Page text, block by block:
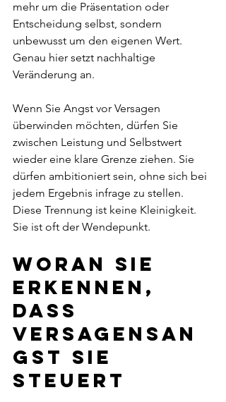
mehr um die Präsentation oder
Entscheidung selbst, sondern
unbewusst um den eigenen Wert.
Genau hier setzt nachhaltige
Veränderung an.
Wenn Sie Angst vor Versagen
überwinden möchten, dürfen Sie
zwischen Leistung und Selbstwert
wieder eine klare Grenze ziehen. Sie
dürfen ambitioniert sein, ohne sich bei
jedem Ergebnis infrage zu stellen.
Diese Trennung ist keine Kleinigkeit.
Sie ist oft der Wendepunkt.
Woran Sie
erkennen,
dass
Versagensan
gst Sie
steuert